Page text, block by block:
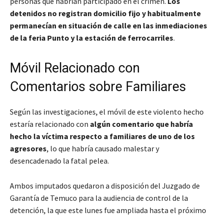
detenidos no registran domicilio fijo y habitualmente
permanecían en situación de calle en las inmediaciones
de la feria Punto y la estación de ferrocarriles.
Móvil Relacionado con
Comentarios sobre Familiares
Según las investigaciones, el móvil de este violento hecho
estaría relacionado con algún comentario que habría
hecho la víctima respecto a familiares de uno de los
agresores, lo que habría causado malestar y
desencadenado la fatal pelea.
Ambos imputados quedaron a disposición del Juzgado de
Garantía de Temuco para la audiencia de control de la
detención, la que este lunes fue ampliada hasta el próximo